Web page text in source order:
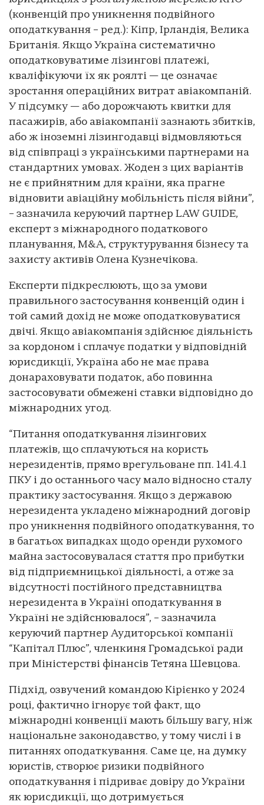
(конвенцій про уникнення подвійного
оподаткування – ред.): Кіпр, Ірландія, Велика
Британія. Якщо Україна систематично
оподатковуватиме лізингові платежі,
кваліфікуючи їх як роялті — це означає
зростання операційних витрат авіакомпаній.
У підсумку — або дорожчають квитки для
пасажирів, або авіакомпанії зазнають збитків,
або ж іноземні лізингодавці відмовляються
від співпраці з українськими партнерами на
стандартних умовах. Жоден з цих варіантів
не є прийнятним для країни, яка прагне
відновити авіаційну мобільність після війни”,
– зазначила керуючий партнер LAW GUIDE,
експерт з міжнародного податкового
планування, M&A, структурування бізнесу та
захисту активів Олена Кузнечікова.
Експерти підкреслюють, що за умови
правильного застосування конвенцій один і
той самий дохід не може оподатковуватися
двічі. Якщо авіакомпанія здійснює діяльність
за кордоном і сплачує податки у відповідній
юрисдикції, Україна або не має права
донараховувати податок, або повинна
застосовувати обмежені ставки відповідно до
міжнародних угод.
“Питання оподаткування лізингових
платежів, що сплачуються на користь
нерезидентів, прямо врегульоване пп. 141.4.1
ПКУ і до останнього часу мало відносно сталу
практику застосування. Якщо з державою
нерезидента укладено міжнародний договір
про уникнення подвійного оподаткування, то
в багатьох випадках щодо оренди рухомого
майна застосовувалася стаття про прибутки
від підприємницької діяльності, а отже за
відсутності постійного представництва
нерезидента в Україні оподаткування в
Україні не здійснювалося”, – зазначила
керуючий партнер Аудиторської компанії
“Капітал Плюс”, членкиня Громадської ради
при Міністерстві фінансів Тетяна Шевцова.
Підхід, озвучений командою Кірієнко у 2024
році, фактично ігнорує той факт, що
міжнародні конвенції мають більшу вагу, ніж
національне законодавство, у тому числі і в
питаннях оподаткування. Саме це, на думку
юристів, створює ризики подвійного
оподаткування і підриває довіру до України
як юрисдикції, що дотримується